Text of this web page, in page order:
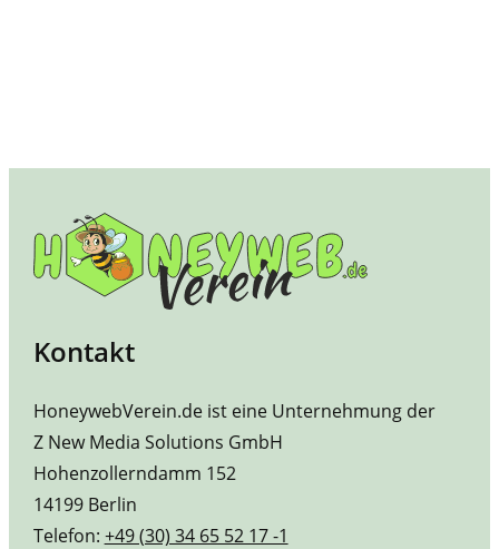
Kontakt
HoneywebVerein.de ist eine Unternehmung der
Z New Media Solutions GmbH
Hohenzollerndamm 152
14199 Berlin
Telefon: +49 (30) 34 65 52 17 -1